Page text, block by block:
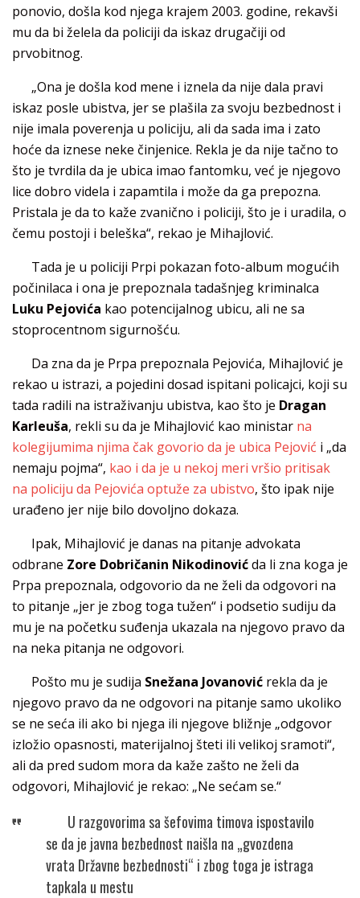
ponovio, došla kod njega krajem 2003. godine, rekavši
mu da bi želela da policiji da iskaz drugačiji od
prvobitnog.
„Ona je došla kod mene i iznela da nije dala pravi
iskaz posle ubistva, jer se plašila za svoju bezbednost i
nije imala poverenja u policiju, ali da sada ima i zato
hoće da iznese neke činjenice. Rekla je da nije tačno to
što je tvrdila da je ubica imao fantomku, već je njegovo
lice dobro videla i zapamtila i može da ga prepozna.
Pristala je da to kaže zvanično i policiji, što je i uradila, o
čemu postoji i beleška“, rekao je Mihajlović.
Tada je u policiji Prpi pokazan foto-album mogućih
počinilaca i ona je prepoznala tadašnjeg kriminalca
Luku Pejovića kao potencijalnog ubicu, ali ne sa
stoprocentnom sigurnošću.
Da zna da je Prpa prepoznala Pejovića, Mihajlović je
rekao u istrazi, a pojedini dosad ispitani policajci, koji su
tada radili na istraživanju ubistva, kao što je Dragan
Karleuša, rekli su da je Mihajlović kao ministar na
kolegijumima njima čak govorio da je ubica Pejović i „da
nemaju pojma“, kao i da je u nekoj meri vršio pritisak
na policiju da Pejovića optuže za ubistvo, što ipak nije
urađeno jer nije bilo dovoljno dokaza.
Ipak, Mihajlović je danas na pitanje advokata
odbrane Zore Dobričanin Nikodinovićda li zna koga je
Prpa prepoznala, odgovorio da ne želi da odgovori na
to pitanje „jer je zbog toga tužen“ i podsetio sudiju da
mu je na početku suđenja ukazala na njegovo pravo da
na neka pitanja ne odgovori.
Pošto mu je sudija Snežana Jovanović rekla da je
njegovo pravo da ne odgovori na pitanje samo ukoliko
se ne seća ili ako bi njega ili njegove bližnje „odgovor
izložio opasnosti, materijalnoj šteti ili velikoj sramoti“,
ali da pred sudom mora da kaže zašto ne želi da
odgovori, Mihajlović je rekao: „Ne sećam se.“
U razgovorima sa šefovima timova ispostavilo
se da je javna bezbednost naišla na „gvozdena
vrata Državne bezbednosti“ i zbog toga je istraga
tapkala u mestu